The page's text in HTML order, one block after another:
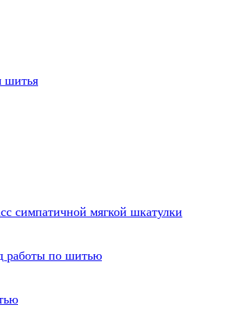
шитья
симпатичной мягкой шкатулки
работы по шитью